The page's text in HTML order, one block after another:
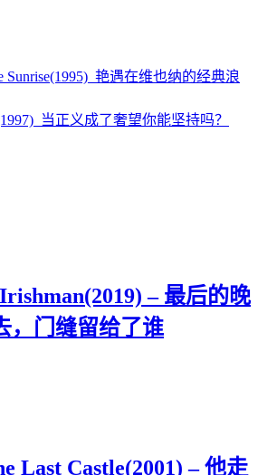
Sunrise(1995)_艳遇在维也纳的经典浪
当正义成了奢望你能坚持吗？
– 最后的晚
，门缝留给了谁
Last Castle(2001) – 他走